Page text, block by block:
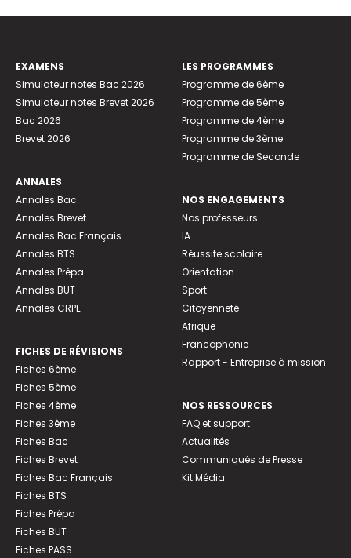
EXAMENS
Simulateur notes Bac 2026
Simulateur notes Brevet 2026
Bac 2026
Brevet 2026
ANNALES
Annales Bac
Annales Brevet
Annales Bac Français
Annales BTS
Annales Prépa
Annales BUT
Annales CRPE
FICHES DE RÉVISIONS
Fiches 6ème
Fiches 5ème
Fiches 4ème
Fiches 3ème
Fiches Bac
Fiches Brevet
Fiches Bac Français
Fiches BTS
Fiches Prépa
Fiches BUT
Fiches PASS
LES PROGRAMMES
Programme de 6ème
Programme de 5ème
Programme de 4ème
Programme de 3ème
Programme de Seconde
NOS ENGAGEMENTS
Nos professeurs
IA
Réussite scolaire
Orientation
Sport
Citoyenneté
Afrique
Francophonie
Rapport - Entreprise à mission
NOS RESSOURCES
FAQ et support
Actualités
Communiqués de Presse
Kit Média